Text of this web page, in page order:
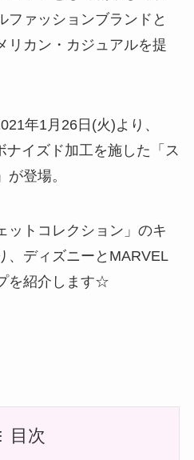
ファッションブランドと
リカン・カジュアルを提
年1月26日(火)より、
ナイズド加工を施した「ス
登場。
ットコレクション」のキ
、ディズニーとMARVEL
を紹介します☆
目次